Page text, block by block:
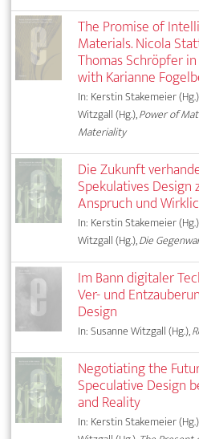
The Promise of
Materials. Nicola
Thomas Schröpfer
with Karianne
In: Kerstin Stakemeier
Witzgall (Hg.),Power of
Materiality
Die Zukunft
Spekulatives Design
Anspruch und
In: Kerstin Stakemeier
Witzgall (Hg.),Die
Im Bann digitaler
Ver- und
Design
In: Susanne Witzgall (Hg.),
Negotiating the
Speculative Design
and Reality
In: Kerstin Stakemeier